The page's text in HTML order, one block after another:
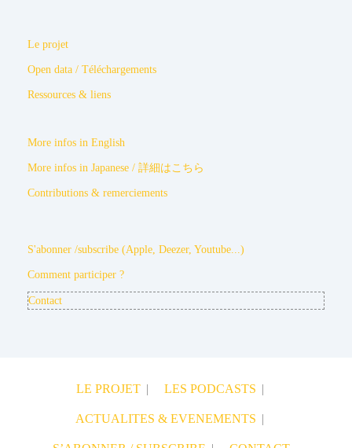
Le projet
Open data / Téléchargements
Ressources & liens
More infos in English
More infos in Japanese / 詳細はこちら
Contributions & remerciements
S'abonner /subscribe (Apple, Deezer, Youtube...)
Comment participer ?
Contact
LE PROJET LES PODCASTS
ACTUALITES & EVENEMENTS